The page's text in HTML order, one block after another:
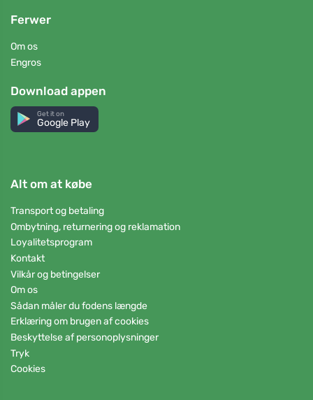
Ferwer
Om os
Engros
Download appen
Get it on
Google Play
Alt om at købe
Transport og betaling
Ombytning, returnering og reklamation
Loyalitetsprogram
Kontakt
Vilkår og betingelser
Om os
Sådan måler du fodens længde
Erklæring om brugen af cookies
Beskyttelse af personoplysninger
Tryk
Cookies